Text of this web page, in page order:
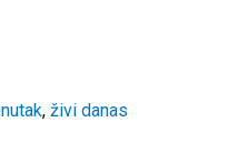
, živi danas